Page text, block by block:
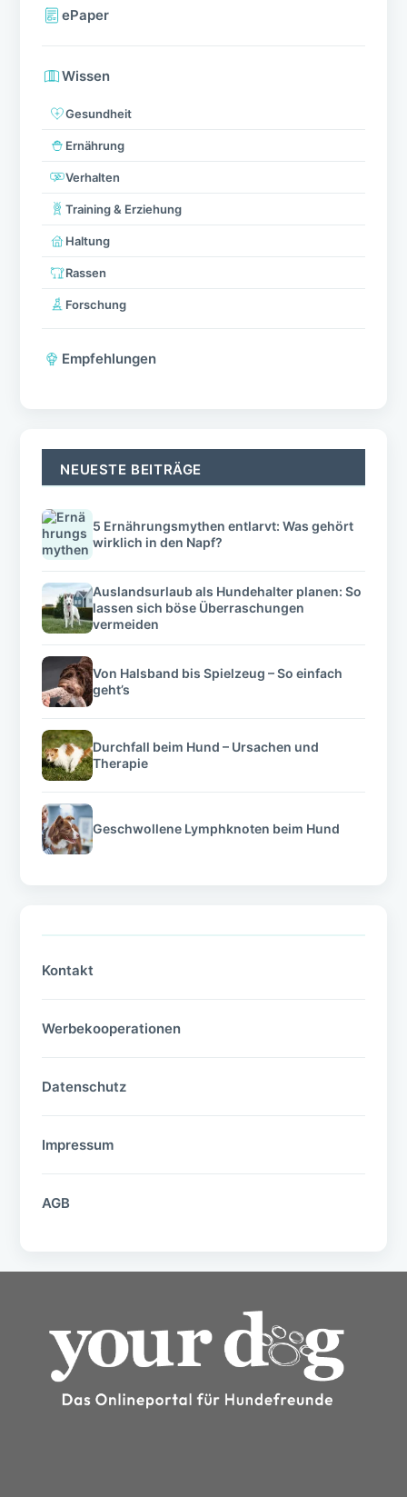
ePaper
Wissen
Gesundheit
Ernährung
Verhalten
Training & Erziehung
Haltung
Rassen
Forschung
Empfehlungen
NEUESTE BEITRÄGE
5 Ernährungsmythen entlarvt: Was gehört
wirklich in den Napf?
Auslandsurlaub als Hundehalter planen: So
lassen sich böse Überraschungen
vermeiden
Von Halsband bis Spielzeug – So einfach
geht’s
Durchfall beim Hund – Ursachen und
Therapie
Geschwollene Lymphknoten beim Hund
Kontakt
Werbekooperationen
Datenschutz
Impressum
AGB